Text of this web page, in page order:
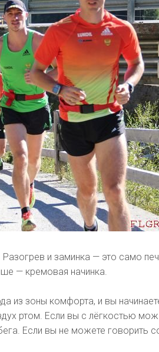
и заминка — это само
— кремовая начинка.
из зоны комфорта, и вы
ртом. Если вы с лёгкостью
Если вы не можете говорить